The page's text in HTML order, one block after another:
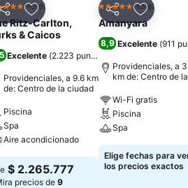
CompartirAgregar a favoritos
Hotel
Ritz-Carlton,
& Caicos
Excelente (2.223 puntuaciones
Providenciales, a 9.6 km
de: Centro de la ciudad
Piscina
Spa
Aire acondicionado
$ 2.265.777
precios de 9
CompartirAgregar
5 EstrellasHotel
Amanyara
8,9 Excelente (911
Providenciales, a
km de: Centro de la
Wi-Fi gratis
Piscina
Spa
Elige fechas para
los precios exactos